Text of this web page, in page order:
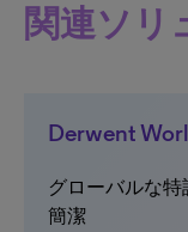
関連ソリ
Derwent
グローバルな特
簡潔